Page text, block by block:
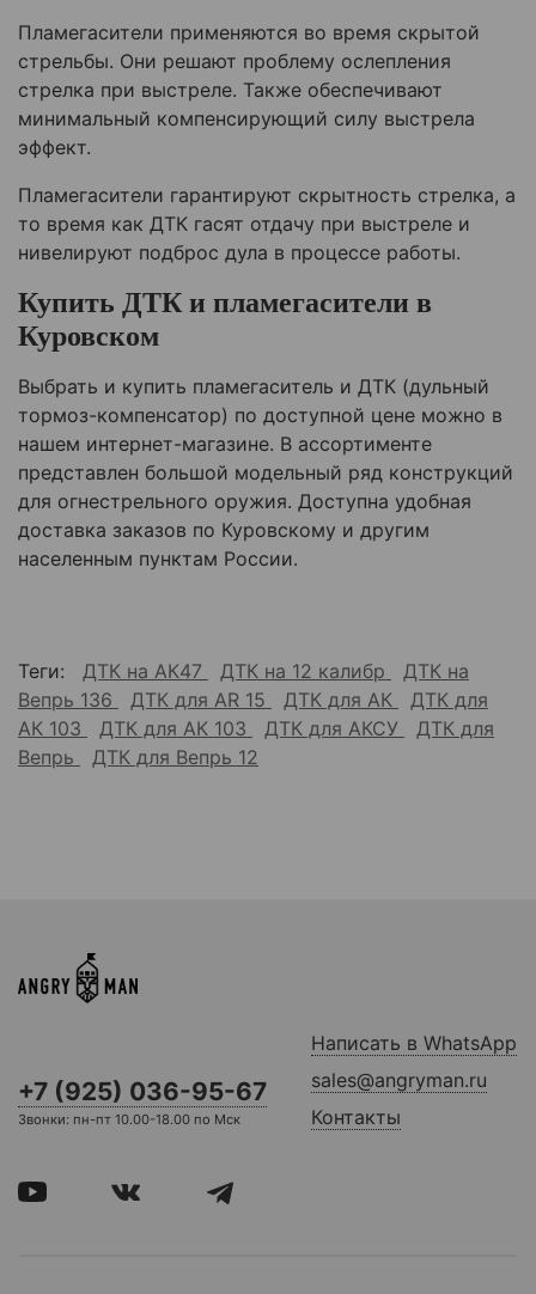
Пламегасители применяются во время скрытой
стрельбы. Они решают проблему ослепления
стрелка при выстреле. Также обеспечивают
минимальный компенсирующий силу выстрела
эффект.
Пламегасители гарантируют скрытность стрелка, а
то время как ДТК гасят отдачу при выстреле и
нивелируют подброс дула в процессе работы.
Купить ДТК и пламегасители в
Куровском
Выбрать и купить пламегаситель и ДТК (дульный
тормоз-компенсатор) по доступной цене можно в
нашем интернет-магазине. В ассортименте
представлен большой модельный ряд конструкций
для огнестрельного оружия. Доступна удобная
доставка заказов по Куровскому и другим
населенным пунктам России.
Теги: ДТК на АК47 ДТК на 12 калибр
ДТК на
Вепрь 136
ДТК для AR 15 ДТК для АК
ДТК для
АК 103
ДТК для АК 103 ДТК для АКСУ
ДТК для
Вепрь
ДТК для Вепрь 12
+7 (925) 036-95-67
Звонки: пн-пт 10.00-18.00 по Мск
Написать в WhatsApp
sales@angryman.ru
Контакты